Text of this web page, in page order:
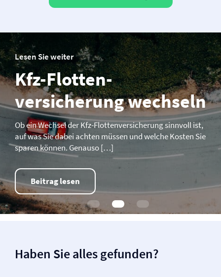
Lesen Sie weiter
Kfz-Flotten­­
versicherung wechseln
Ob ein Wechsel der Kfz-Flotten­­versicherung sinnvoll ist,
auf was Sie dabei achten müssen und welche Kosten Sie
sparen können. Genauso […]
Beitrag lesen
Haben Sie alles gefunden?